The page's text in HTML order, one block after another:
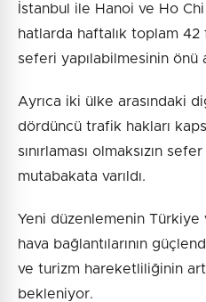
İstanbul ile Hanoi ve Ho
hatlarda haftalık toplam
seferi yapılabilmesinin önü
Ayrıca iki ülke arasındaki
dördüncü trafik hakları
sınırlaması olmaksızın
mutabakata varıldı.
Yeni düzenlemenin Türkiye
hava bağlantılarının
ve turizm hareketliliğinin
bekleniyor.